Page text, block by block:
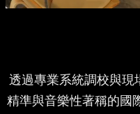
透過專業系統調校與現
精準與音樂性著稱的國